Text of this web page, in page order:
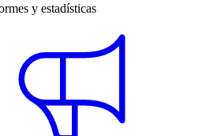
y estadísticas